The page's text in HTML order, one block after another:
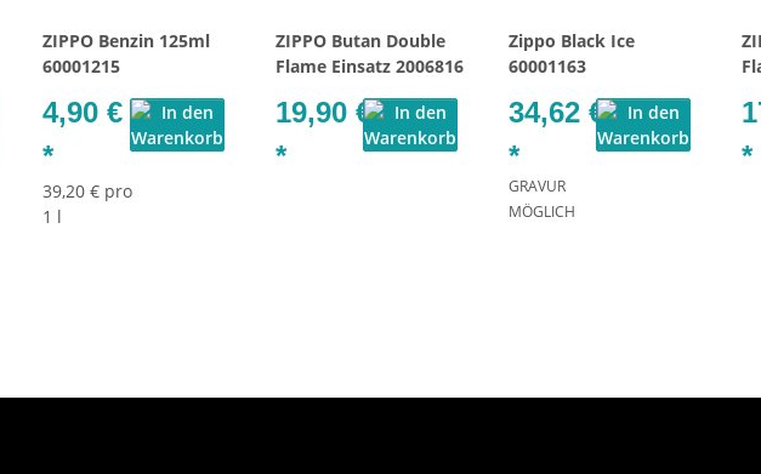
ZIPPO Benzin 125ml
60001215
4,90 €
*
39,20 € pro
1 l
ZIPPO Butan Double
Flame Einsatz 2006816
19,90 €
*
Zippo Black Ice
60001163
34,62 €
*
GRAVUR
MÖGLICH
*